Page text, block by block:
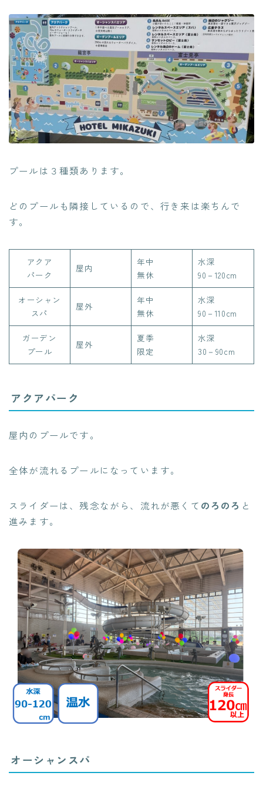
プールは３種類あります。
どのプールも隣接しているので、行き来は楽ちんで
す。
アクア
パーク
屋内
年中
無休
水深
90－120cm
オーシャン
スパ
屋外
年中
無休
水深
90－110cm
ガーデン
プール
屋外
夏季
限定
水深
30－90cm
アクアパーク
屋内のプールです。
全体が流れるプールになっています。
スライダーは、残念ながら、流れが悪くて のろのろ と
進みます。
オーシャンスパ